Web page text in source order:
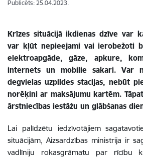
Publicēts: 25.04.2023.
Krīzes situācijā ikdienas dzīve var
var kļūt nepieejami vai ierobežoti
elektroapgāde, gāze, apkure,
internets un mobilie sakari. Var
degvielas uzpildes stacijas, nebūt
norēķini ar maksājumu kartēm.
ārstniecības iestāžu un glābšanas
Lai palīdzētu iedzīvotājiem
situācijām, Aizsardzības ministrija ir
vadlīniju rokasgrāmatu par rīcību